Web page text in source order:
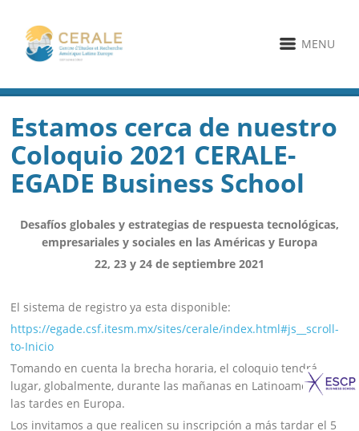
MENU
Estamos cerca de nuestro
Coloquio 2021 CERALE-
EGADE Business School
Desafíos globales y estrategias de respuesta tecnológicas,
empresariales y sociales en las Américas y Europa
22, 23 y 24 de septiembre 2021
El sistema de registro ya esta disponible:
https://egade.csf.itesm.mx/sites/cerale/index.html#js__scroll-
to-Inicio
Tomando en cuenta la brecha horaria, el coloquio tendrá
lugar, globalmente, durante las mañanas en Latinoamérica y
las tardes en Europa.
Los invitamos a que realicen su inscripción a más tardar el 5